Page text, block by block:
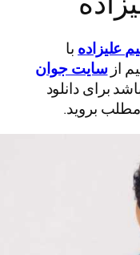
با
سایت جوان
دانلود
بروید.